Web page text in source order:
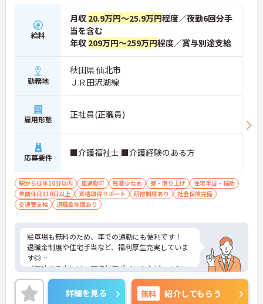
給料
月収 20.9万円～25.9万円程度／夜勤6回分手
当を含む
年収 209万円～259万円程度／賞与別途支給
勤務地
秋田県 仙北市
ＪＲ田沢湖線
雇用形態 正社員(正職員)
応募要件 ■介護福祉士 ■介護経験のある方
駅から徒歩10分以内 車通勤可 残業少なめ 寮・借り上げ
住宅手当・補助
年間休日110日以上
資格取得サポート 研修制度あり
社会保険完備
交通費支給
退職金制度あり
駐車場も無料のため、車での通勤にも便利です！
退職金制度や住宅手当など、福利厚生充実していま
す◎
ご興味ある方には、面接対策ポイントなど、さらに
詳細をお話しいたしますのでお気軽にご相談くださ
い！
詳細を見る 無料 紹介してもらう